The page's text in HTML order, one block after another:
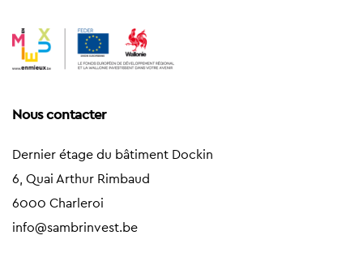
Nous contacter
Dernier étage du bâtiment Dockin
6, Quai Arthur Rimbaud
6000 Charleroi
info@sambrinvest.be